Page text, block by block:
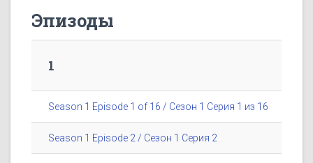
Эпизоды
1
Season 1 Episode 1 of 16 / Сезон 1 Серия 1 из 16
Season 1 Episode 2 / Сезон 1 Серия 2